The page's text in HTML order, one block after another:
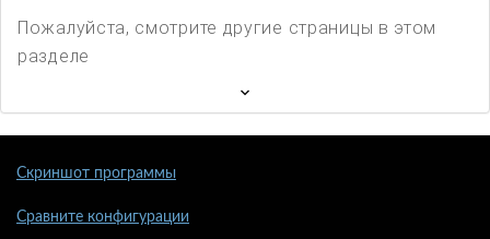
Пожалуйста, смотрите другие страницы в этом
разделе
Скриншот программы
Сравните конфигурации